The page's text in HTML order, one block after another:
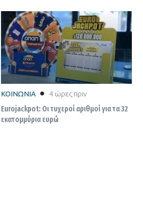
ΚΟΙΝΩΝΙΑ 4 ώρες πριν
Eurojackpot: Οι τυχεροί αριθμοί για τα 32
εκατoμμύρια ευρώ